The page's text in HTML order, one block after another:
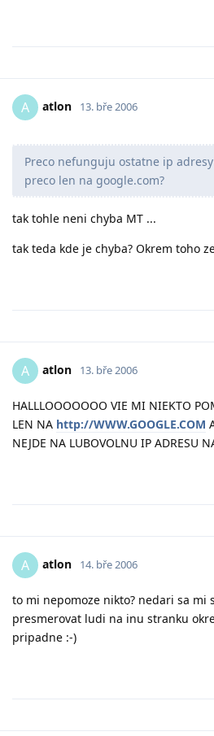
A atlon 13. bře 2006
Preco nefunguju ostatne ip
preco len na google.com?
tak tohle neni chyba MT ...
tak teda kde je chyba? Okrem toho
A atlon 13. bře 2006
HALLLOOOOOOO VIE MI NIEKTO
LEN NA http://WWW.GOOGLE.COM
NEJDE NA LUBOVOLNU IP ADRESU
A atlon 14. bře 2006
to mi nepomoze nikto? nedari sa mi
presmerovat ludi na inu stranku
pripadne :-)